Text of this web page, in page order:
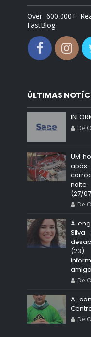
Over 600,000+
FastBlog
ÚLTIMAS
De
UM
após
(27/
De
A
Silva
(23)
De
A
De